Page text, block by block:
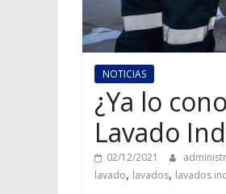
NOTICIAS
¿Ya lo
Lavado
02/12/2021
lavado, lavados, lavados